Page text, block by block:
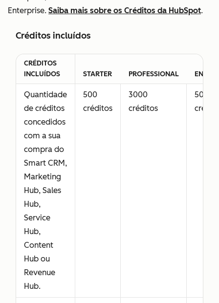
Enterprise,
recursos
desenvolvidos
para equipes
atendimento. A
também inclui
Principal.
Licença do
Revenue Hub
(anteriormente
licença do
Commerce
Hub)
Enterprise. Saiba mais sobre os Créditos da HubSpot.
Créditos incluídos
CRÉDITOS
INCLUÍDOS
STARTER PROFESSIONAL
Quantidade
de créditos
concedidos
com a sua
compra do
Smart CRM,
Marketing
Hub, Sales
Hub,
Service
Hub,
Content
Hub ou
Revenue
Hub.
500
créditos
3000
créditos
5000